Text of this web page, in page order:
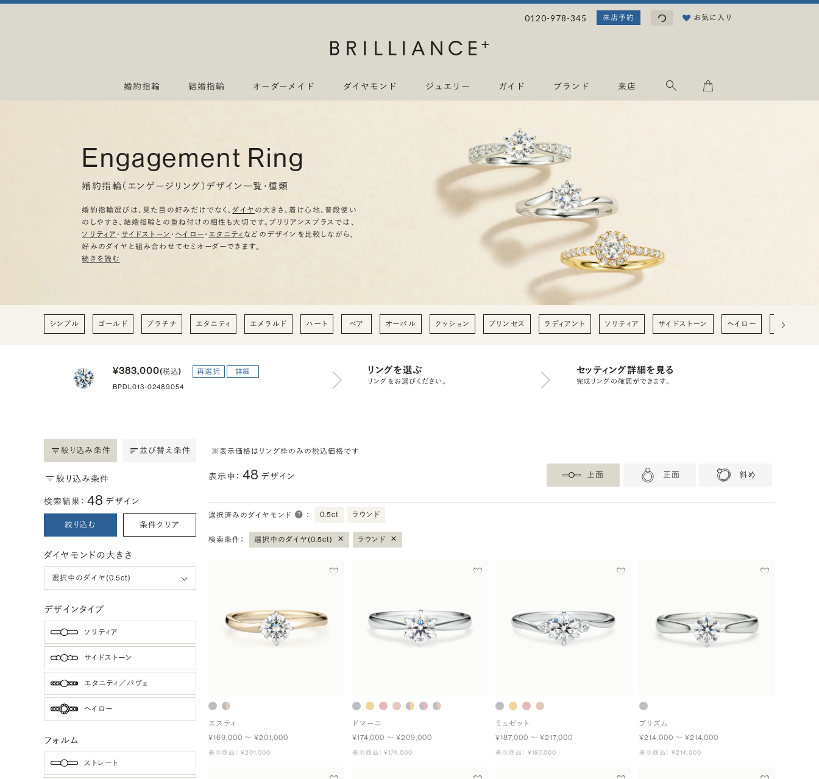
0120-978-345 来店予約
.
.
お気に入り
婚約指輪 結婚指輪 オーダーメイド ダイヤモンド ジュエリー ガイド ブランド 来店
Engagement Ring
婚約指輪（エンゲージリング）デザイン一覧・種類
婚約指輪選びは、見た目の好みだけでなく、ダイヤ の大きさ、着け心地、普段使い
のしやすさ、結婚指輪との重ね付けの相性も大切です。ブリリアンスプラスでは、
ソリティア ・ サイドストーン ・ ヘイロー ・ エタニティ などのデザインを比較しながら、
好みのダイヤと組み合わせてセミオーダーできます。
続きを読む
シンプル ゴールド プラチナ エタニティ エメラルド ハート ペア オーバル クッション プリンセス ラディアント ソリティア サイドストーン ヘイロー 0.2ct
¥383,000(税込) 再選択 詳細
BPDL013-02489054
リングを選ぶ
リングをお選びください。
セッティング詳細を見る
完成リングの確認ができます。
絞り込み条件 並び替え条件
絞り込み条件
検索結果： 48 デザイン
絞り込む 条件クリア
ダイヤモンドの大きさ
デザインタイプ
ソリティア
サイドストーン
エタニティ／パヴェ
ヘイロー
フォルム
ストレート
※表示価格はリング枠のみの税込価格です
表示中： 48 デザイン 上面 正面 斜め
選択済みのダイヤモンド ： 0.5ct ラウンド
検索条件： 選択中のダイヤ(0.5ct) × ラウンド ×
エスティ
¥169,000 〜 ¥201,000
表示商品： ¥201,000
ドマーニ
¥174,000 〜 ¥209,000
表示商品： ¥174,000
ミュゼット
¥187,000 〜 ¥217,000
表示商品： ¥187,000
プリズム
¥214,000 〜 ¥214,000
表示商品： ¥214,000